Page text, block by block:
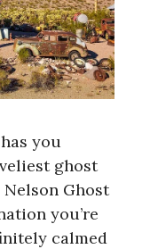
you
ghost
Ghost
you’re
calmed